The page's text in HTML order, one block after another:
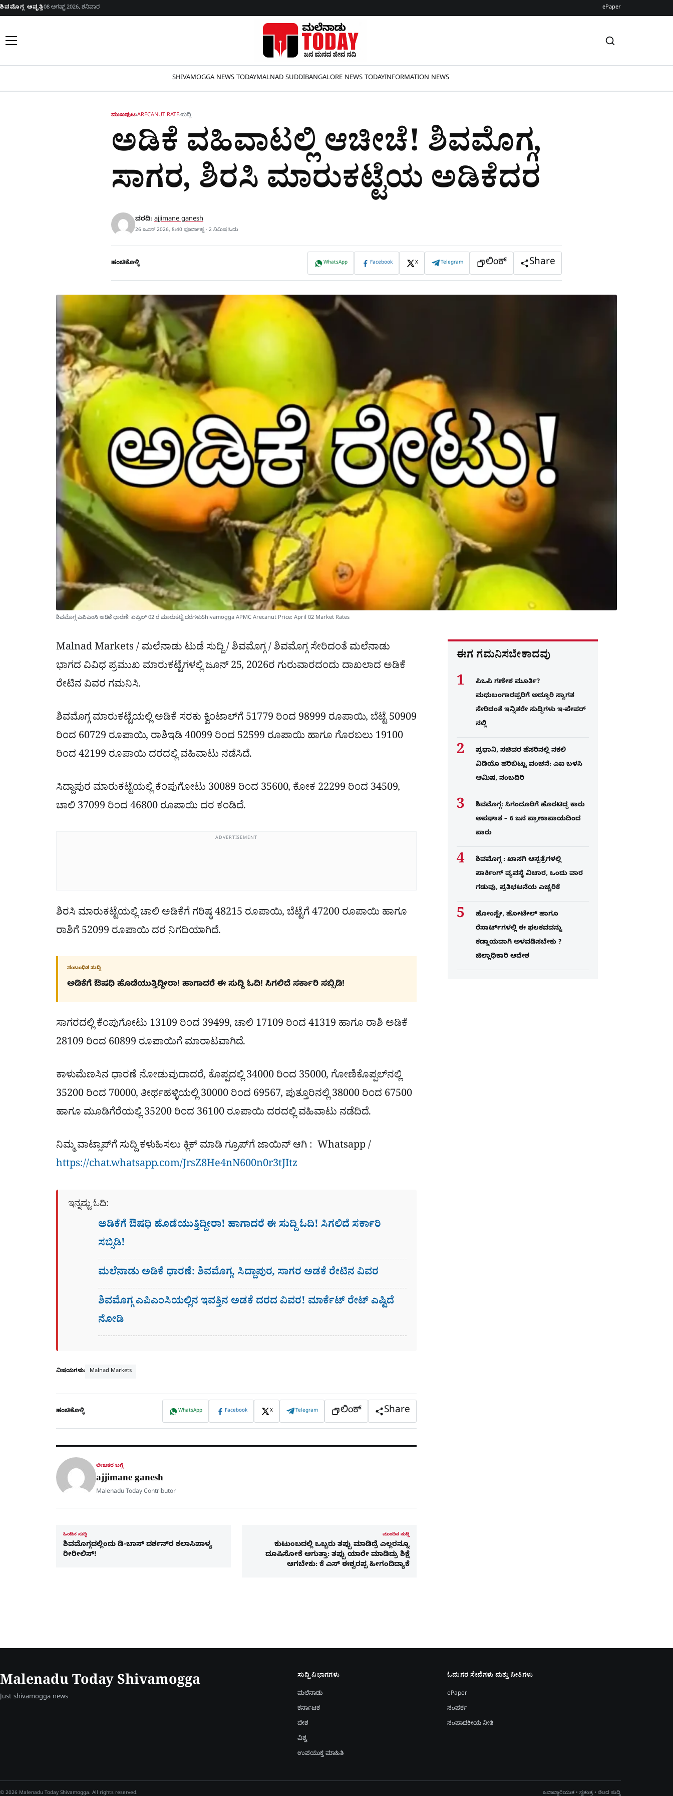
Skip to content
ಶಿವಮೊಗ್ಗ ಆವೃತ್ತಿ08 ಆಗಷ್ಟ್ 2026, ಶನಿವಾರ ePaper
SHIVAMOGGA NEWS TODAYMALNAD SUDDIBANGALORE NEWS TODAYINFORMATION NEWS
ಮುಖಪುಟ›ARECANUT RATE›ಸುದ್ದಿ
ಅಡಿಕೆ ವಹಿವಾಟಲ್ಲಿ ಆಚೀಚೆ! ಶಿವಮೊಗ್ಗ,
ಸಾಗರ, ಶಿರಸಿ ಮಾರುಕಟ್ಟೆಯ ಅಡಿಕೆದರ
ವರದಿ: ajjimane ganesh
26 ಜೂನ್ 2026, 8:40 ಫೂರ್ವಾಹ್ನ · 2 ನಿಮಿಷ ಓದು
ಹಂಚಿಕೊಳ್ಳಿ WhatsApp Facebook X Telegram ಲಿಂಕ್ Share
ಶಿವಮೊಗ್ಗ ಎಪಿಎಂಸಿ ಅಡಿಕೆ ಧಾರಣೆ: ಏಪ್ರಿಲ್ 02 ರ ಮಾರುಕಟ್ಟೆ ದರಗಳುShivamogga APMC Arecanut Price: April 02 Market Rates
Malnad Markets / ಮಲೆನಾಡು ಟುಡೆ ಸುದ್ದಿ / ಶಿವಮೊಗ್ಗ / ಶಿವಮೊಗ್ಗ ಸೇರಿದಂತೆ ಮಲೆನಾಡು
ಭಾಗದ ವಿವಿಧ ಪ್ರಮುಖ ಮಾರುಕಟ್ಟೆಗಳಲ್ಲಿ ಜೂನ್ 25, 2026ರ ಗುರುವಾರದಂದು ದಾಖಲಾದ ಅಡಿಕೆ
ರೇಟಿನ ವಿವರ ಗಮನಿಸಿ.
ಶಿವಮೊಗ್ಗ ಮಾರುಕಟ್ಟೆಯಲ್ಲಿ ಅಡಿಕೆ ಸರಕು ಕ್ವಿಂಟಾಲ್‌ಗೆ 51779 ರಿಂದ 98999 ರೂಪಾಯಿ, ಬೆಟ್ಟೆ 50909
ರಿಂದ 60729 ರೂಪಾಯಿ, ರಾಶಿಇಡಿ 40099 ರಿಂದ 52599 ರೂಪಾಯಿ ಹಾಗೂ ಗೊರಬಲು 19100
ರಿಂದ 42199 ರೂಪಾಯಿ ದರದಲ್ಲಿ ವಹಿವಾಟು ನಡೆಸಿದೆ.
ಸಿದ್ದಾಪುರ ಮಾರುಕಟ್ಟೆಯಲ್ಲಿ ಕೆಂಪುಗೋಟು 30089 ರಿಂದ 35600, ಕೋಕ 22299 ರಿಂದ 34509,
ಚಾಲಿ 37099 ರಿಂದ 46800 ರೂಪಾಯಿ ದರ ಕಂಡಿದೆ.
ADVERTISEMENT
ಶಿರಸಿ ಮಾರುಕಟ್ಟೆಯಲ್ಲಿ ಚಾಲಿ ಅಡಿಕೆಗೆ ಗರಿಷ್ಠ 48215 ರೂಪಾಯಿ, ಬೆಟ್ಟೆಗೆ 47200 ರೂಪಾಯಿ ಹಾಗೂ
ರಾಶಿಗೆ 52099 ರೂಪಾಯಿ ದರ ನಿಗದಿಯಾಗಿದೆ.
ಸಂಬಂಧಿತ ಸುದ್ದಿ
ಅಡಿಕೆಗೆ ಔಷಧಿ ಹೊಡೆಯುತ್ತಿದ್ದೀರಾ! ಹಾಗಾದರೆ ಈ ಸುದ್ದಿ ಓದಿ! ಸಿಗಲಿದೆ ಸರ್ಕಾರಿ ಸಬ್ಸಿಡಿ!
ಸಾಗರದಲ್ಲಿ ಕೆಂಪುಗೋಟು 13109 ರಿಂದ 39499, ಚಾಲಿ 17109 ರಿಂದ 41319 ಹಾಗೂ ರಾಶಿ ಅಡಿಕೆ
28109 ರಿಂದ 60899 ರೂಪಾಯಿಗೆ ಮಾರಾಟವಾಗಿದೆ.
ಕಾಳುಮೆಣಸಿನ ಧಾರಣೆ ನೋಡುವುದಾದರೆ, ಕೊಪ್ಪದಲ್ಲಿ 34000 ರಿಂದ 35000, ಗೋಣಿಕೊಪ್ಪಲ್‌ನಲ್ಲಿ
35200 ರಿಂದ 70000, ತೀರ್ಥಹಳ್ಳಿಯಲ್ಲಿ 30000 ರಿಂದ 69567, ಪುತ್ತೂರಿನಲ್ಲಿ 38000 ರಿಂದ 67500
ಹಾಗೂ ಮೂಡಿಗೆರೆಯಲ್ಲಿ 35200 ರಿಂದ 36100 ರೂಪಾಯಿ ದರದಲ್ಲಿ ವಹಿವಾಟು ನಡೆದಿದೆ.
ನಿಮ್ಮ ವಾಟ್ಸಾಪ್​ಗೆ ಸುದ್ದಿ ಕಳುಹಿಸಲು ಕ್ಲಿಕ್​ ಮಾಡಿ ಗ್ರೂಪ್​ಗೆ ಜಾಯಿನ್ ಆಗಿ : Whatsapp /
https://chat.whatsapp.com/JrsZ8He4nN600n0r3tJItz
ಇನ್ನಷ್ಟು ಓದಿ:
ಅಡಿಕೆಗೆ ಔಷಧಿ ಹೊಡೆಯುತ್ತಿದ್ದೀರಾ! ಹಾಗಾದರೆ ಈ ಸುದ್ದಿ ಓದಿ! ಸಿಗಲಿದೆ ಸರ್ಕಾರಿ
ಸಬ್ಸಿಡಿ!
ಮಲೆನಾಡು ಅಡಿಕೆ ಧಾರಣೆ: ಶಿವಮೊಗ್ಗ, ಸಿದ್ದಾಪುರ, ಸಾಗರ ಅಡಕೆ ರೇಟಿನ ವಿವರ
ಶಿವಮೊಗ್ಗ ಎಪಿಎಂಸಿಯಲ್ಲಿನ ಇವತ್ತಿನ ಅಡಕೆ ದರದ ವಿವರ! ಮಾರ್ಕೆಟ್ ರೇಟ್ ಎಷ್ಟಿದೆ
ನೋಡಿ
ವಿಷಯಗಳು: Malnad Markets
ಹಂಚಿಕೊಳ್ಳಿ WhatsApp Facebook X Telegram ಲಿಂಕ್ Share
ಲೇಖಕರ ಬಗ್ಗೆ
ajjimane ganesh
Malenadu Today Contributor
ಹಿಂದಿನ ಸುದ್ದಿ
ಶಿವಮೊಗ್ಗದಲ್ಲಿಂದು ಡಿ-ಬಾಸ್ ದರ್ಶನ್​ರ ಕಲಾಸಿಪಾಳ್ಯ
ರೀರೀಲಿಸ್​!
ಮುಂದಿನ ಸುದ್ದಿ
ಕುಟುಂಬದಲ್ಲಿ ಒಬ್ಬರು ತಪ್ಪು ಮಾಡಿದ್ರೆ ಎಲ್ಲರನ್ನೂ
ದೂಷಿಸೋಕೆ ಆಗುತ್ತಾ: ತಪ್ಪು ಯಾರೇ ಮಾಡಿದ್ರು ಶಿಕ್ಷೆ
ಆಗಬೇಕು: ಕೆ ಎಸ್​ ಈಶ್ವರಪ್ಪ ಹೀಗಂದಿದ್ಯಾಕೆ
ಈಗ ಗಮನಿಸಬೇಕಾದವು
ಪಿಒಪಿ ಗಣೇಶ ಮೂರ್ತಿ?
ಮಧುಬಂಗಾರಪ್ಪರಿಗೆ ಅದ್ದೂರಿ ಸ್ವಾಗತ
ಸೇರಿದಂತೆ ಇನ್ನಿತರೇ ಸುದ್ದಿಗಳು ಇ-ಪೇಪರ್​
ನಲ್ಲಿ
ಪ್ರಧಾನಿ, ಸಚಿವರ ಹೆಸರಿನಲ್ಲಿ ನಕಲಿ
ವಿಡಿಯೊ ಹರಿಬಿಟ್ಟು ವಂಚನೆ: ಎಐ ಬಳಸಿ
ಆಮಿಷ, ನಂಬದಿರಿ
ಶಿವಮೊಗ್ಗ: ಸಿಗಂದೂರಿಗೆ ಹೊರಟಿದ್ದ ಕಾರು
ಅಪಘಾತ – 6 ಜನ ಪ್ರಾಣಾಪಾಯದಿಂದ
ಪಾರು
ಶಿವಮೊಗ್ಗ : ಖಾಸಗಿ ಆಸ್ಪತ್ರೆಗಳಲ್ಲಿ
ಪಾರ್ಕಿಂಗ್​ ವ್ಯವಸ್ಥೆ ವಿಚಾರ, ಒಂದು ವಾರ
ಗಡುವು, ಪ್ರತಿಭಟನೆಯ ಎಚ್ಚರಿಕೆ
ಹೋಂಸ್ಟೇ, ಹೋಟೇಲ್ ಹಾಗೂ
ರೆಸಾರ್ಟ್‌ಗಳಲ್ಲಿ ಈ ಫಲಕವವನ್ನು
ಕಡ್ಡಾಯವಾಗಿ ಅಳವಡಿಸಬೇಕು ?
ಜಿಲ್ಲಾಧಿಕಾರಿ ಆದೇಶ
Malenadu Today Shivamogga
Just shivamogga news
ಸುದ್ದಿ ವಿಭಾಗಗಳು
ಮಲೆನಾಡು
ಕರ್ನಾಟಕ
ದೇಶ
ವಿಶ್ವ
ಉಪಯುಕ್ತ ಮಾಹಿತಿ
ಓದುಗರ ಸೇವೆಗಳು ಮತ್ತು ನೀತಿಗಳು
ePaper
ಸಂಪರ್ಕ
ಸಂಪಾದಕೀಯ ನೀತಿ
© 2026 Malenadu Today Shivamogga. All rights reserved. ಜವಾಬ್ದಾರಿಯುತ • ಸ್ವತಂತ್ರ • ನೆಲದ ಸುದ್ದಿ